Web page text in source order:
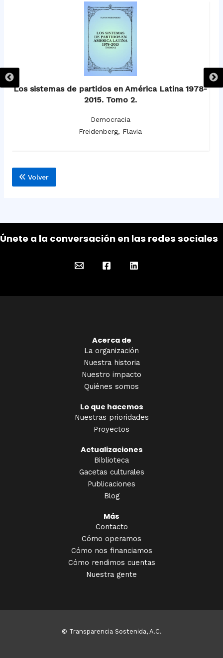
Los sistemas de partidos en América Latina 1978-
2015. Tomo 2.
Democracia
Freidenberg, Flavia
Volver
Únete a la conversación en las redes sociales
Acerca de
La organización
Nuestra historia
Nuestro impacto
Quiénes somos
Lo que hacemos
Nuestras prioridades
Proyectos
Actualizaciones
Biblioteca
Gacetas culturales
Publicaciones
Blog
Más
Contacto
Cómo operamos
Cómo nos financiamos
Cómo rendimos cuentas
Nuestra gente
© Transparencia Sostenida, A.C.